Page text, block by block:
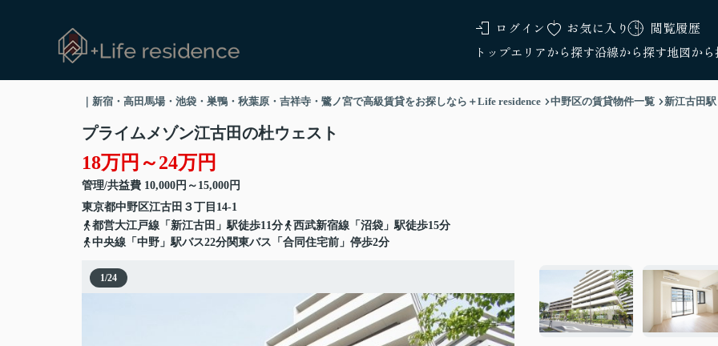
ログイン お気に入り
閲覧履歴
トップエリアから探す沿線から探す地図から
｜新宿・高田馬場・池袋・巣鴨・秋葉原・吉祥寺・鷺ノ宮で高級賃貸をお探しなら＋Life residence 中野区の賃貸物件一覧 新江古田駅
プライムメゾン江古田の杜ウェスト
18万円～24万円
管理/共益費 10,000円～15,000円
東京都中野区江古田 ３丁目14-1
都営大江戸線「新江古田」駅徒歩11分
西武新宿線「沼袋」駅徒歩15分
中央線「中野」駅バス22分関東バス「合同住宅前」停歩2分
1/24